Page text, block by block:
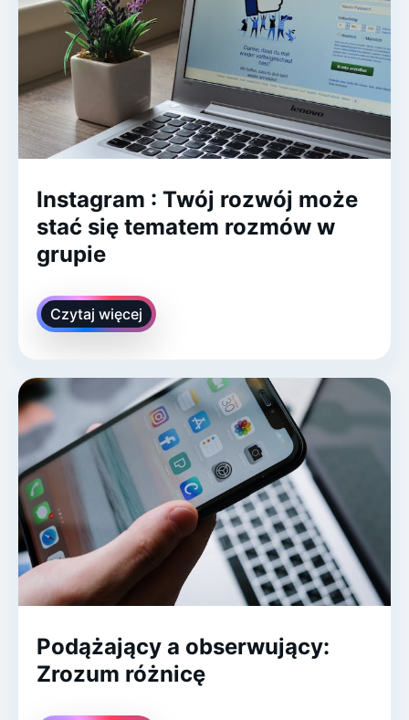
Instagram : Twój rozwój może
stać się tematem rozmów w
grupie
Czytaj więcej
Podążający a obserwujący:
Zrozum różnicę